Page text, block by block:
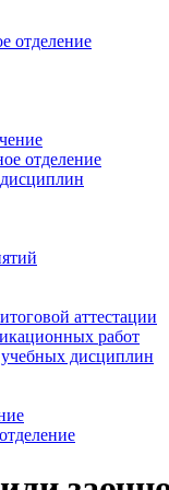
отделение
отделение
аттестации
работ
дисциплин